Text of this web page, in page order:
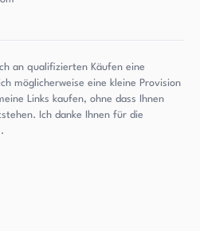
an qualifizierten Käufen eine
möglicherweise eine kleine Provision
Links kaufen, ohne dass Ihnen
Ich danke Ihnen für die